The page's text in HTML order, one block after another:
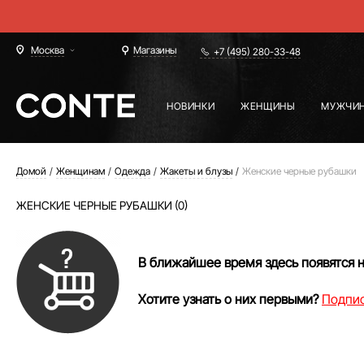
Москва Магазины +7 (495) 280-33-48
НОВИНКИ ЖЕНЩИНЫ
Домой Женщинам Одежда Жакеты и блузы Женские черные рубашки
ЖЕНСКИЕ ЧЕРНЫЕ РУБАШКИ (0)
В ближайшее время здесь появятся
Хотите узнать о них первыми?